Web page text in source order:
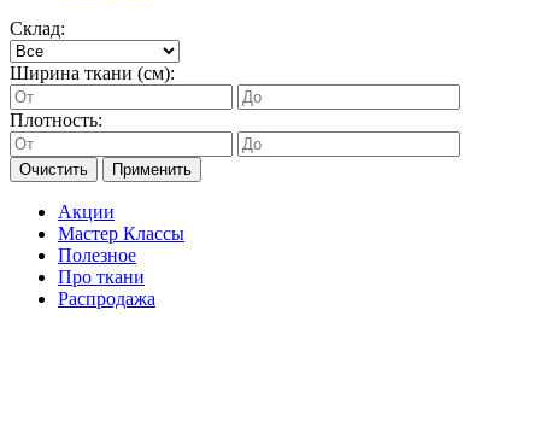
Склад:
Ширина ткани (см):
Плотность:
Очистить Применить
Акции
Мастер Классы
Полезное
Про ткани
Распродажа